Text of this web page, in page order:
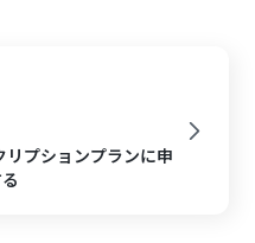
プションプランに申